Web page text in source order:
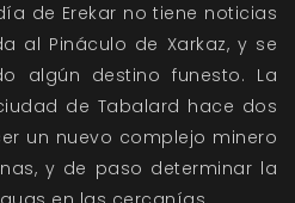
de Erekar no tiene noticias
al Pináculo de Xarkaz, y se
algún destino funesto. La
de Tabalard hace dos
un nuevo complejo minero
y de paso determinar la